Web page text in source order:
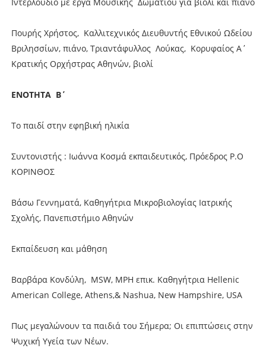
Πουρής Χρήστος, Καλλιτεχνικός Διευθυντής Εθνικού Ωδείου
Βριλησσίων, πιάνο, Τριαντάφυλλος Λούκας, Κορυφαίος Α΄
Κρατικής Ορχήστρας Αθηνών, βιολί
ΕΝΟΤΗΤΑ Β΄
Το παιδί στην εφηβική ηλικία
Συντονιστής : Ιωάννα Κοσμά εκπαιδευτικός, Πρόεδρος Ρ.Ο
ΚΟΡΙΝΘΟΣ
Βάσω Γεννηματά, Καθηγήτρια Μικροβιολογίας Ιατρικής
Σχολής, Πανεπιστήμιο Αθηνών
Εκπαίδευση και μάθηση
Βαρβάρα Κονδύλη, MSW, MPH επικ. Καθηγήτρια Hellenic
American College, Athens,& Nashua, New Hampshire, USA
Πως μεγαλώνουν τα παιδιά του Σήμερα; Οι επιπτώσεις στην
Ψυχική Υγεία των Νέων.